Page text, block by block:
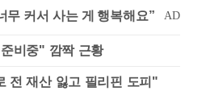
비중" 깜짝 근황
전 재산 잃고 필리핀 도피"